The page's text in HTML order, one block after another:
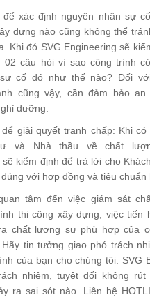
để xác định nguyên nhân sự
dựng nào cũng không thể
Khi đó SVG Engineering sẽ
02 câu hỏi vì sao công trình
cố đó như thế nào? Đối
cũng vậy, cần đảm bảo
dưỡng.
giải quyết tranh chấp: Khi
và Nhà thầu về chất
sẽ kiểm định để trả lời cho
với hợp đồng và tiêu chuẩn
tâm đến việc giám sát
thi công xây dựng, việc tiến
chất lượng sự phù hợp của
tin tưởng giao phó trách
của bạn cho chúng tôi. SVG
nhiệm, tuyệt đối không
ra sai sót nào. Liên hệ